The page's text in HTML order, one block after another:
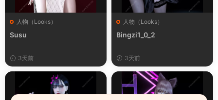
人物（Looks）
Susu
3天前
人物（Looks）
Bingzi1_0_2
3天前